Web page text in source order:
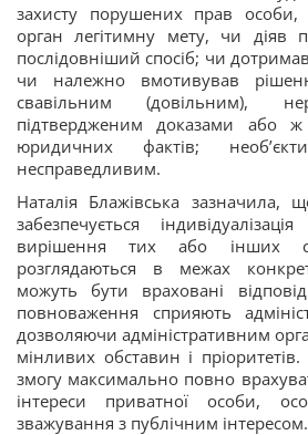
захисту порушених прав особи,
орган легітимну мету, чи діяв
послідовніший спосіб; чи
чи належно вмотивував
свавільним (довільним),
підтвердженим доказами або
юридичних фактів;
несправедливим.
Наталія Блажівська зазначила,
забезпечується
вирішення тих або інших
розглядаються в межах
можуть бути враховані
повноваження сприяють
дозволяючи адміністративним
мінливих обставин і
змогу максимально повно
інтереси приватної особи,
зважування з публічним інтересом.